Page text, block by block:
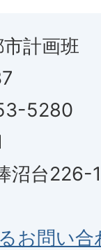
計画班
5280
沼台226-1
お問い合